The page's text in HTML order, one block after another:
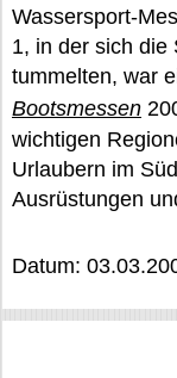
Wassersport-
1, in der sich die
tummelten, war
Bootsmessen
wichtigen
Urlaubern im
Ausrüstungen
Datum: